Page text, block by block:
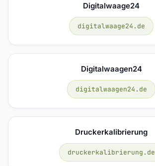
Digitalwaage24
digitalwaage24.de
Digitalwaagen24
digitalwaagen24.de
Druckerkalibrierung
druckerkalibrierung.de